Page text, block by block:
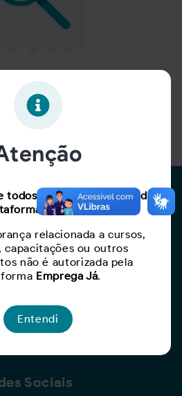
expirada!
a páginaBuscar Oportunidades.
Candidatos
de Currículo
se
Oportunidade
Sociais
todos os serviços oferecidos
são gratuitos.
relacionada a cursos,
capacitações ou outros
não é autorizada pela
Emprega Já.
Entendi